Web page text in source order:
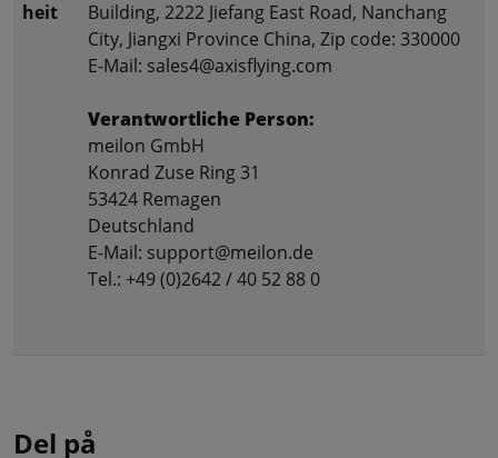
heit
Building, 2222 Jiefang East Road, Nanchang
City, Jiangxi Province China, Zip code: 330000
E-Mail: sales4@axisflying.com
Verantwortliche Person:
meilon GmbH
Konrad Zuse Ring 31
53424 Remagen
Deutschland
E-Mail: support@meilon.de
Tel.: +49 (0)2642 / 40 52 88 0
Del på